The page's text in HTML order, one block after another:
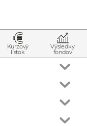
Kurzový
lístok
Výsledky
fondov